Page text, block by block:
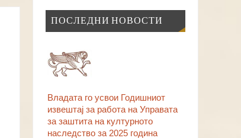
ПОСЛЕДНИ НОВОСТИ
Владата го усвои Годишниот
извештај за работа на Управата
за заштита на културното
наследство за 2025 година